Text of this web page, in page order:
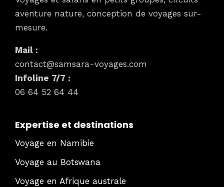
aventure nature, conception de voyages sur-
mesure.
Mail :
contact@samsara-voyages.com
Infoline 7/7 :
06 64 52 64 44
Expertise et destinations
Voyage en Namibie
Voyage au Botswana
Voyage en Afrique australe